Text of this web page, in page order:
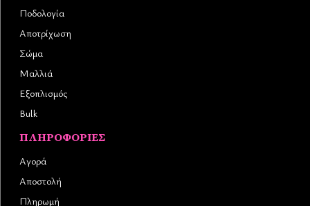
Ποδολογία
Αποτρίχωση
Σώμα
Μαλλιά
Εξοπλισμός
Bulk
ΠΛΗΡΟΦΟΡΊΕΣ
Αγορά
Αποστολή
Πληρωμή